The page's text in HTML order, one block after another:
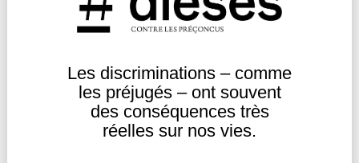
Les discriminations – comme
lespréjugés – ont souvent
desconséquences très
réelles sur nos vies.
PUISSANCE D’UN MOT : « NÈGRE »